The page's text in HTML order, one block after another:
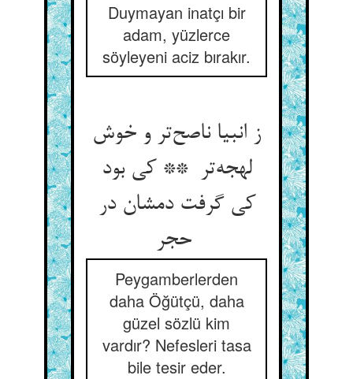
Duymayan inatçı bir
adam, yüzlerce
söyleyeni aciz bırakır.
ز انبیا ناصح‌تر و خوش
لهجه‌تر ** کی بود
کی گرفت دمشان در
حجر
Peygamberlerden
daha Öğütçü, daha
güzel sözlü kim
vardır? Nefesleri tasa
bile tesir eder.